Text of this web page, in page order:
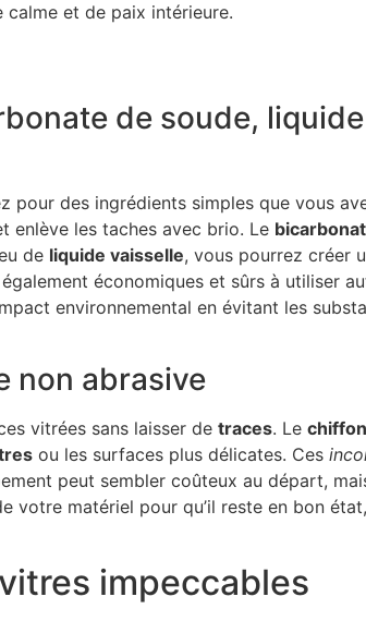
et de paix intérieure.
de soude, liquide
pour des ingrédients simples que vous
enlève les taches avec brio. Le
de liquide vaisselle, vous pourrez créer
économiques et sûrs à utiliser
environnemental en évitant les
non abrasive
vitrées sans laisser de traces. Le
ou les surfaces plus délicates. Ces
peut sembler coûteux au départ,
votre matériel pour qu’il reste en bon
impeccables